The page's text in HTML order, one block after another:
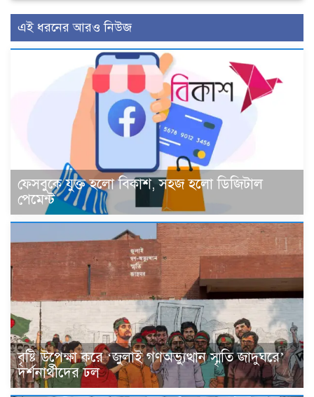
এই ধরনের আরও নিউজ
ফেসবুকে যুক্ত হলো বিকাশ, সহজ হলো ডিজিটাল
পেমেন্ট
বৃষ্টি উপেক্ষা করে ‘জুলাই গণঅভ্যুত্থান স্মৃতি জাদুঘরে’
দর্শনার্থীদের ঢল